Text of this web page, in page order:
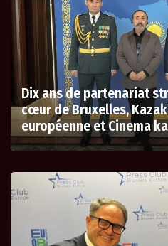
Dix ans de partenariat
cœur de Bruxelles,
européenne et Cinema